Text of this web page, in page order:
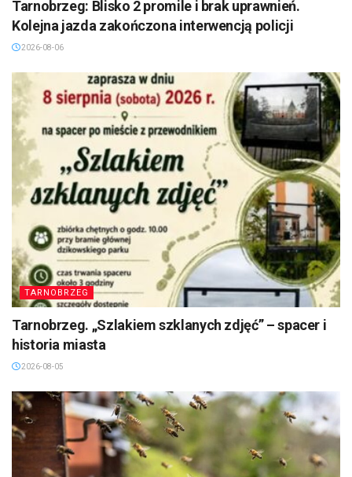
Tarnobrzeg: Blisko 2 promile i brak uprawnień.
Kolejna jazda zakończona interwencją policji
2026-08-06
TARNOBRZEG
Tarnobrzeg. „Szlakiem szklanych zdjęć” – spacer i
historia miasta
2026-08-05